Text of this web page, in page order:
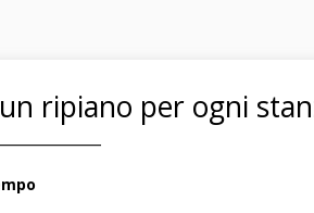
ripiano per ogni